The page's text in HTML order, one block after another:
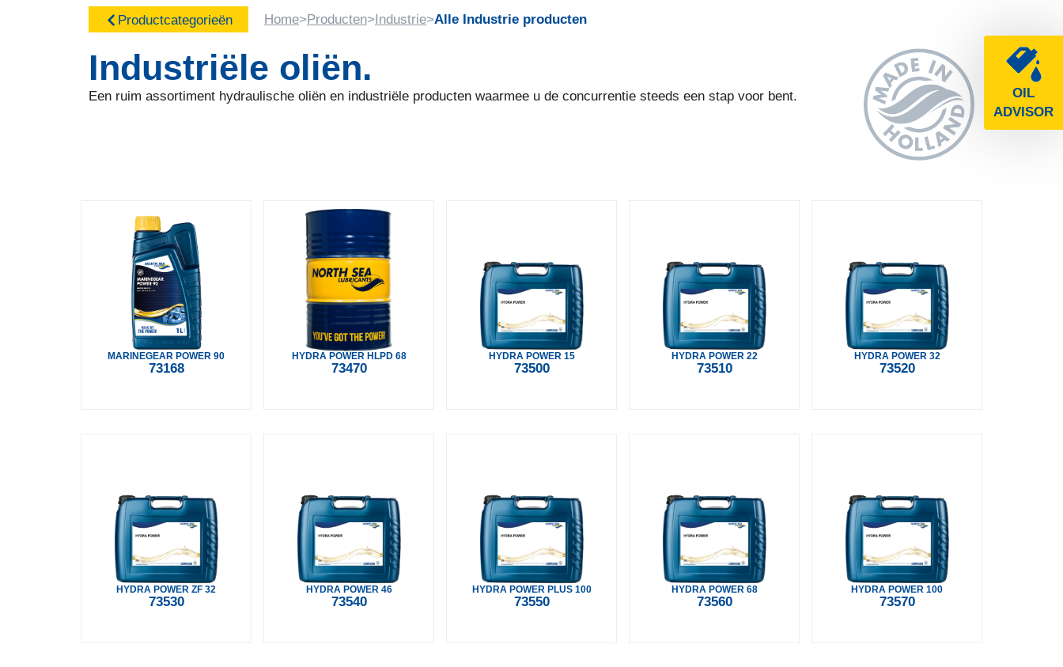
OIL
ADVISOR
Productcategorieën Home>Producten>Industrie>Alle Industrie producten
Industriële oliën.
Een ruim assortiment hydraulische oliën en industriële producten waarmee u de concurrentie steeds een stap voor bent.
MARINEGEAR POWER 90
73168
HYDRA POWER HLPD 68
73470
HYDRA POWER 15
73500
HYDRA POWER 22
73510
HYDRA POWER 32
73520
HYDRA POWER ZF 32
73530
HYDRA POWER 46
73540
HYDRA POWER PLUS 100
73550
HYDRA POWER 68
73560
HYDRA POWER 100
73570